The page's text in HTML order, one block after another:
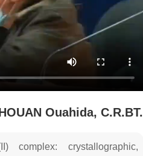
Ouahida, C.R.BT.
complex: crystallographic,